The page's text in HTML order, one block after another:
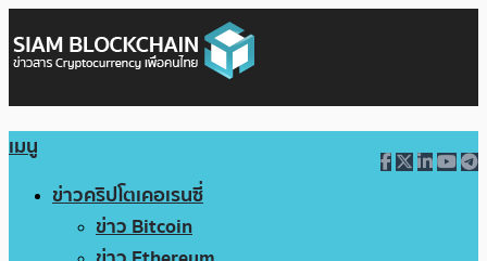
เมนู
ข่าวคริปโตเคอเรนซี่
ข่าว Bitcoin